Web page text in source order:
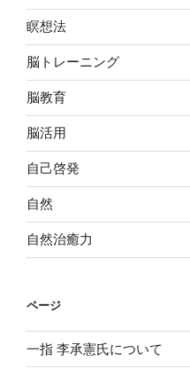
瞑想法
脳トレーニング
脳教育
脳活用
自己啓発
自然
自然治癒力
ページ
一指 李承憲氏について